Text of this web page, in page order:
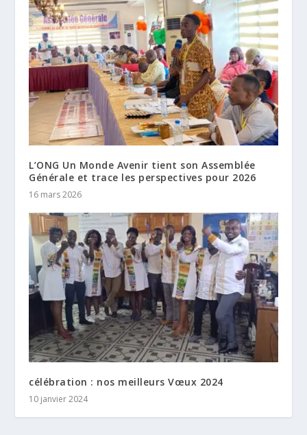
L’ONG Un Monde Avenir tient son Assemblée
Générale et trace les perspectives pour 2026
16 mars 2026
célébration : nos meilleurs Vœux 2024
10 janvier 2024